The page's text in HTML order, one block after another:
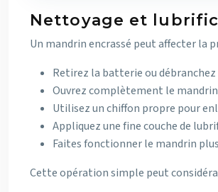
Nettoyage et
Un mandrin encrassé peut affecter la
Retirez la batterie ou débranchez
Ouvrez complètement le
Utilisez un chiffon propre pour
Appliquez une fine couche de
Faites fonctionner le mandrin
Cette opération simple peut